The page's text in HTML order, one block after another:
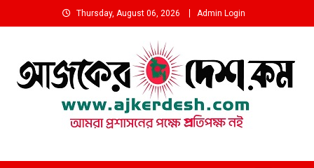
to
Thursday, August 06, 2026 Admin Login